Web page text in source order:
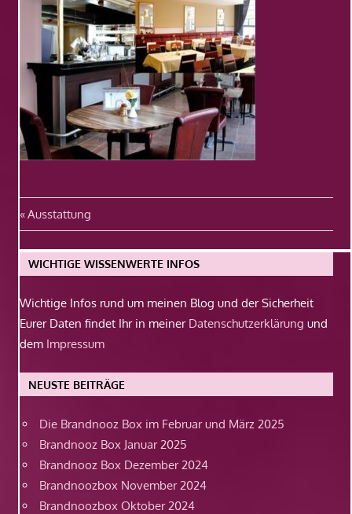
Beitragsnavigation
Vorheriger
Beitrag:
Ausstattung
WICHTIGE WISSENWERTE INFOS
Wichtige Infos rund um meinen Blog und der Sicherheit
Eurer Daten findet Ihr in meiner Datenschutzerklärung und
dem Impressum
NEUSTE BEITRÄGE
Die Brandnooz Box im Februar und März 2025
Brandnooz Box Januar 2025
Brandnooz Box Dezember 2024
Brandnoozbox November 2024
Brandnoozbox Oktober 2024